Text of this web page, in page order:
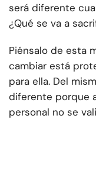
será diferente
¿Qué se va a
Piénsalo de esta
cambiar está
para ella. Del
diferente porque
personal no se